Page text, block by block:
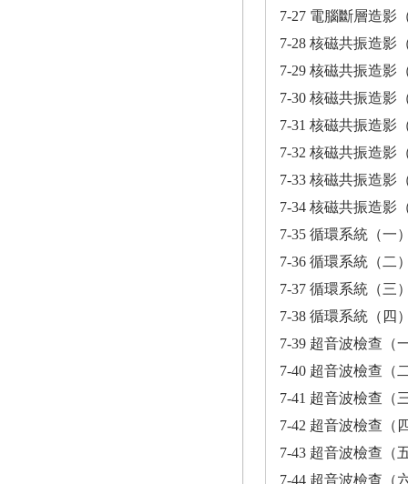
7-27 電腦斷層造影
7-28 核磁共振造影
7-29 核磁共振造影
7-30 核磁共振造影
7-31 核磁共振造影
7-32 核磁共振造影
7-33 核磁共振造影
7-34 核磁共振造影
7-35 循環系統（一
7-36 循環系統（二
7-37 循環系統（三
7-38 循環系統（四
7-39 超音波檢查（
7-40 超音波檢查（
7-41 超音波檢查（
7-42 超音波檢查（
7-43 超音波檢查（
7-44 超音波檢查（